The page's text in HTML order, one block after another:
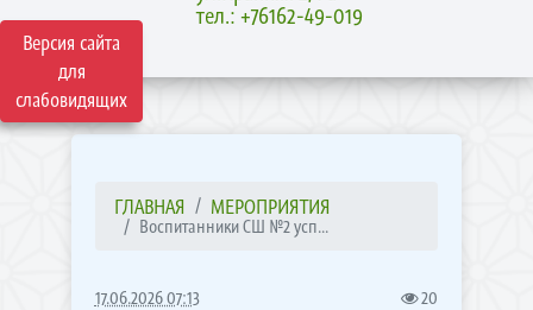
Версия сайта
для
слабовидящих
тел.: +76162-49-019
ГЛАВНАЯ МЕРОПРИЯТИЯ
Воспитанники СШ №2 усп...
17.06.2026 07:13 20